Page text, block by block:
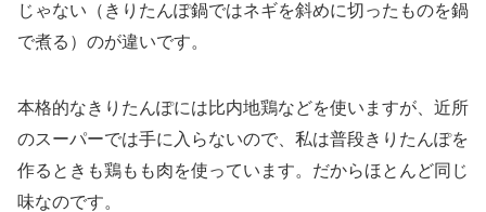
じゃない（きりたんぽ鍋ではネギを斜めに切ったものを鍋
で煮る）のが違いです。
本格的なきりたんぽには比内地鶏などを使いますが、近所
のスーパーでは手に入らないので、私は普段きりたんぽを
作るときも鶏もも肉を使っています。だからほとんど同じ
味なのです。